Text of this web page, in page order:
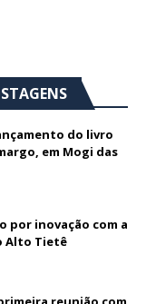
do livro
em Mogi das
por inovação com a
Alto Tietê